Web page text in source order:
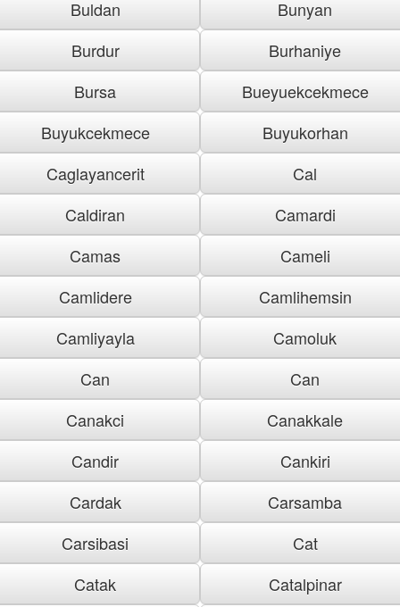
Buldan
Bunyan
Burdur
Burhaniye
Bursa
Bueyuekcekmece
Buyukcekmece
Buyukorhan
Caglayancerit
Cal
Caldiran
Camardi
Camas
Cameli
Camlidere
Camlihemsin
Camliyayla
Camoluk
Can
Can
Canakci
Canakkale
Candir
Cankiri
Cardak
Carsamba
Carsibasi
Cat
Catak
Catalpinar